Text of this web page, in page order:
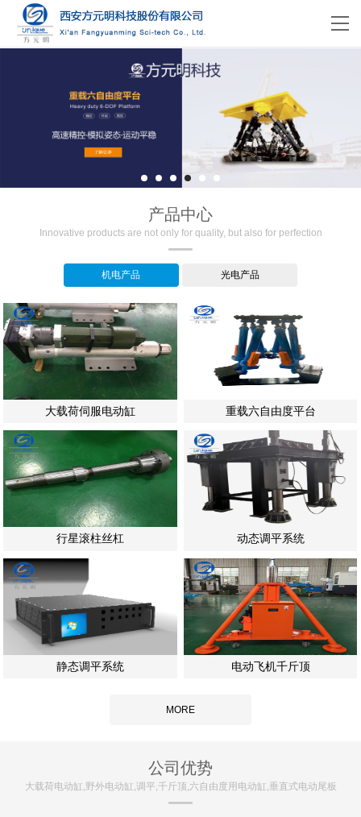
产品中心
Innovative products are not only for quality, but also for perfection
机电产品 光电产品
大载荷伺服电动缸 重载六自由度平台
行星滚柱丝杠 动态调平系统
静态调平系统 电动飞机千斤顶
MORE
公司优势
大载荷电动缸,野外电动缸,调平,千斤顶,六自由度用电动缸,垂直式电动尾板